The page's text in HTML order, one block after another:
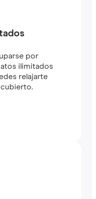
por
ilimitados
relajarte